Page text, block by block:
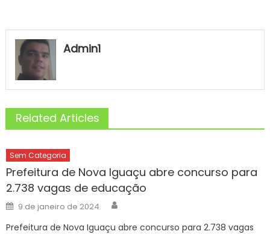
Admin1
Related Articles
Sem Categoria
Prefeitura de Nova Iguaçu abre concurso para
2.738 vagas de educação
Posted
on
9 de janeiro de 2024
Prefeitura de Nova Iguaçu abre concurso para 2.738 vagas